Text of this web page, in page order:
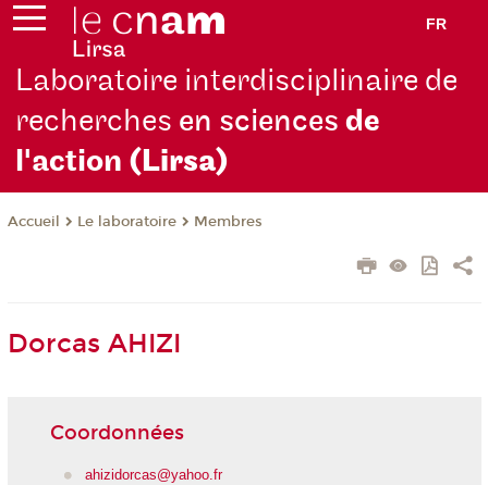
FR
Laboratoire interdisciplinaire de
recherches en sciencesde
l'action (Lirsa)
Accueil Le laboratoire Membres
Dorcas AHIZI
Coordonnées
ahizidorcas@yahoo.fr